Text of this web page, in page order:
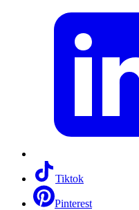
Tiktok
Pinterest